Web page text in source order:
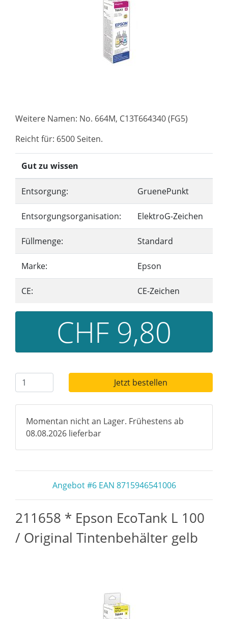
Weitere Namen: No. 664M, C13T664340 (FG5)
Reicht für: 6500 Seiten.
Gut zu wissen
Entsorgung: GruenePunkt
Entsorgungsorganisation: ElektroG-Zeichen
Füllmenge: Standard
Marke: Epson
CE: CE-Zeichen
CHF 9,80
Jetzt bestellen
Momentan nicht an Lager. Frühestens ab
08.08.2026 lieferbar
Angebot #6 EAN 8715946541006
211658 * Epson EcoTank L 100
/ Original Tintenbehälter gelb